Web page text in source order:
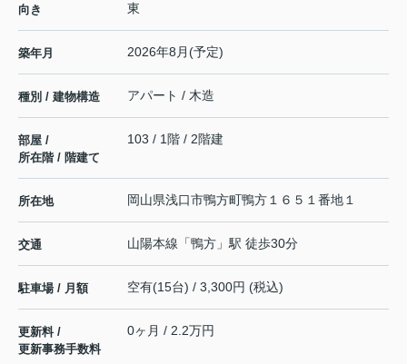
向き 東
築年月 2026年8月(予定)
種別 / 建物構造 アパート / 木造
部屋 /
所在階 / 階建て
103 / 1階 / 2階建
所在地 岡山県浅口市鴨方町鴨方 １６５１番地１
交通 山陽本線 「鴨方 」駅 徒歩30分
駐車場 / 月額 空有(15台) / 3,300円 (税込)
更新料 /
更新事務手数料
0ヶ月 / 2.2万円